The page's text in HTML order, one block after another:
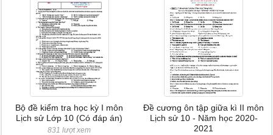
Bộ đề kiểm tra học kỳ I môn
Lịch sử Lớp 10 (Có đáp án)
831 lượt xem
Đề cương ôn tập giữa kì II môn
Lịch sử 10 - Năm học 2020-
2021